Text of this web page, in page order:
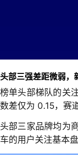
头部三强差距微弱，
榜单头部梯队的关
数差仅为 0.15，赛
头部三家品牌均为
车的用户关注基本